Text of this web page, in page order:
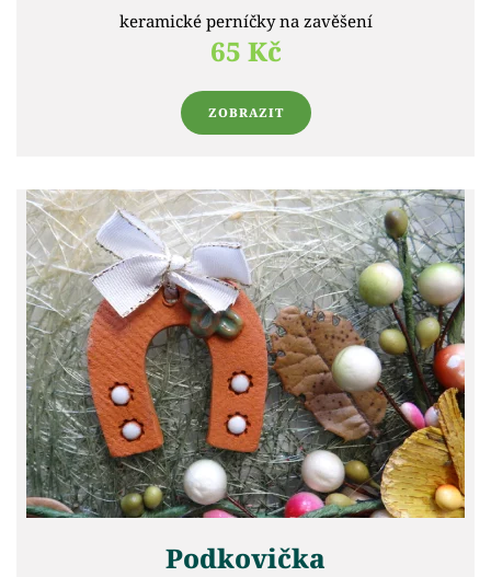
keramické perníčky na zavěšení
65 Kč
ZOBRAZIT
Podkovička